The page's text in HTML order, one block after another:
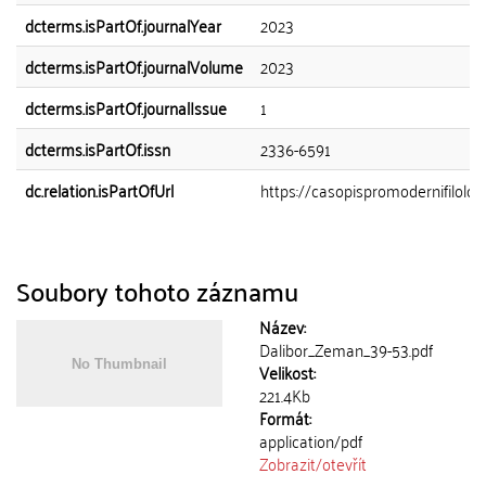
dcterms.isPartOf.journalYear
2023
dcterms.isPartOf.journalVolume 2023
dcterms.isPartOf.journalIssue
1
dcterms.isPartOf.issn
2336-6591
dc.relation.isPartOfUrl
https://
Soubory tohoto záznamu
Název:
Dalibor_Zeman_39-53.pdf
Velikost:
221.4Kb
Formát:
application/pdf
Zobrazit/otevřít